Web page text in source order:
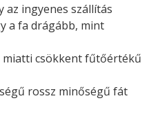
az ingyenes szállítás
a fa drágább, mint
miatti csökkent fűtőértékű
rossz minőségű fát